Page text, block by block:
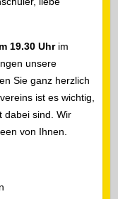
19.30 Uhr im
unsere
Sie ganz herzlich
ist es wichtig,
dabei sind. Wir
von Ihnen.